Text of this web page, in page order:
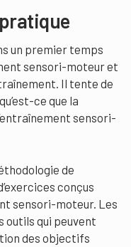
un premier temps
sensori-moteur et
Il tente de
ce que la
sensori-
de
conçus
sensori-moteur. Les
outils qui peuvent
des objectifs